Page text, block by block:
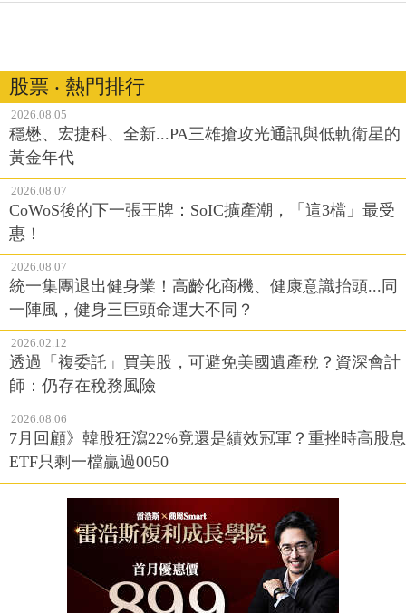
股票 ‧ 熱門排行
2026.08.05
穩懋、宏捷科、全新...PA三雄搶攻光通訊與低軌衛星的
黃金年代
2026.08.07
CoWoS後的下一張王牌：SoIC擴產潮，「這3檔」最受
惠！
2026.08.07
統一集團退出健身業！高齡化商機、健康意識抬頭...同
一陣風，健身三巨頭命運大不同？
2026.02.12
透過「複委託」買美股，可避免美國遺產稅？資深會計
師：仍存在稅務風險
2026.08.06
7月回顧》韓股狂瀉22%竟還是績效冠軍？重挫時高股息
ETF只剩一檔贏過0050